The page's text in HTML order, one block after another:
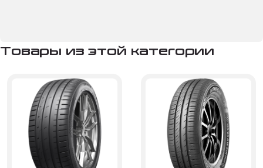
Товары из этой категории